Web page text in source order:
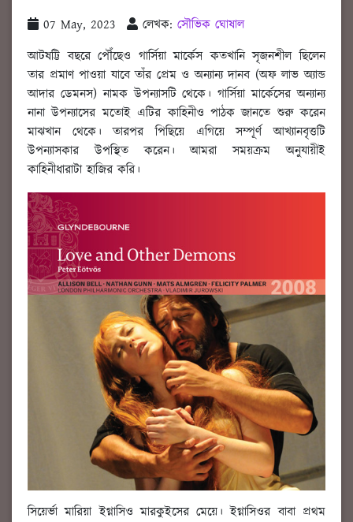
07 May, 2023 লেখক: সৌভিক ঘোষাল
আটষট্টি বছরে পৌঁছেও গার্সিয়া মার্কেস কতখানি সৃজনশীল ছিলেন
তার প্রমাণ পাওয়া যাবে তাঁর প্রেম ও অন্যান্য দানব (অফ লাভ অ্যান্ড
আদার ডেমনস) নামক উপন্যাসটি থেকে। গার্সিয়া মার্কেসের অন্যান্য
নানা উপন্যাসের মতোই এটির কাহিনীও পাঠক জানতে শুরু করেন
মাঝখান থেকে। তারপর পিছিয়ে এগিয়ে সম্পূর্ণ আখ্যানবৃত্তটি
উপন্যাসকার উপস্থিত করেন। আমরা সময়ক্রম অনুযায়ীই
কাহিনীধারাটা হাজির করি।
সিয়ের্ভা মারিয়া ইগ্নাসিও মারকুইসের মেয়ে। ইগ্নাসিওর বাবা প্রথম